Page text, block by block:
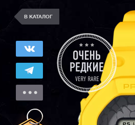
В КАТАЛОГ